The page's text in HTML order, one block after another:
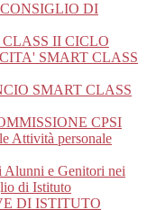
DI
II CICLO
SMART CLASS
SMART CLASS
CPSI
Attività personale
Alunni e Genitori nei
di Istituto
DI ISTITUTO